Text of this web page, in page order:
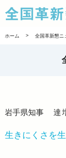
ホーム > 全国革新懇ニ
岩手県知事 達
生きにくさを